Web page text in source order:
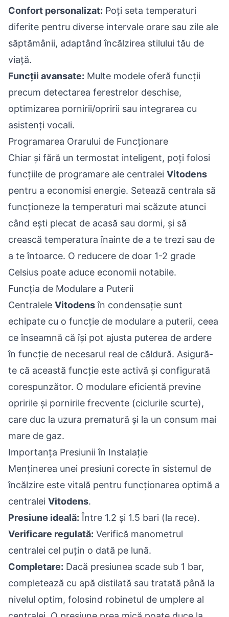
Confort personalizat: Poți seta temperaturi
diferite pentru diverse intervale orare sau zile ale
săptămânii, adaptând încălzirea stilului tău de
viață.
Funcții avansate: Multe modele oferă funcții
precum detectarea ferestrelor deschise,
optimizarea pornirii/opririi sau integrarea cu
asistenți vocali.
Programarea Orarului de Funcționare
Chiar și fără un termostat inteligent, poți folosi
funcțiile de programare ale centralei Vitodens
pentru a economisi energie. Setează centrala să
funcționeze la temperaturi mai scăzute atunci
când ești plecat de acasă sau dormi, și să
crească temperatura înainte de a te trezi sau de
a te întoarce. O reducere de doar 1-2 grade
Celsius poate aduce economii notabile.
Funcția de Modulare a Puterii
Centralele Vitodensîn condensație sunt
echipate cu o funcție de modulare a puterii, ceea
ce înseamnă că își pot ajusta puterea de ardere
în funcție de necesarul real de căldură. Asigură-
te că această funcție este activă și configurată
corespunzător. O modulare eficientă previne
opririle și pornirile frecvente (ciclurile scurte),
care duc la uzura prematură și la un consum mai
mare de gaz.
Importanța Presiunii în Instalație
Menținerea unei presiuni corecte în sistemul de
încălzire este vitală pentru funcționarea optimă a
centralei Vitodens.
Presiune ideală: Între 1.2 și 1.5 bari (la rece).
Verificare regulată: Verifică manometrul
centralei cel puțin o dată pe lună.
Completare: Dacă presiunea scade sub 1 bar,
completează cu apă distilată sau tratată până la
nivelul optim, folosind robinetul de umplere al